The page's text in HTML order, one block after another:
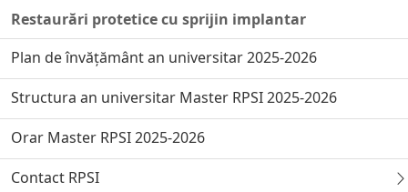
Restaurări protetice cu sprijin implantar
Plan de învățământ an universitar 2025-2026
Structura an universitar Master RPSI 2025-2026
Orar Master RPSI 2025-2026
Contact RPSI